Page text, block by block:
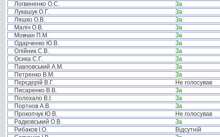
Логвиненко О.С.
За
Лукашук О.Г.
За
Ляшко О.В.
За
Маліч О.В.
За
Мовчан П.М.
За
Одарченко Ю.В.
За
Олійник С.В.
За
Осика С.Г.
За
Павловський А.М.
За
Петренко В.М.
За
Пєрєдєрій В.Г.
Не голосував
Писаренко В.В.
За
Полохало В.І.
За
Портнов А.В.
За
Прокопчук Ю.В.
Не голосував
Радковський О.В.
За
Рибаков І.О.
Відсутній